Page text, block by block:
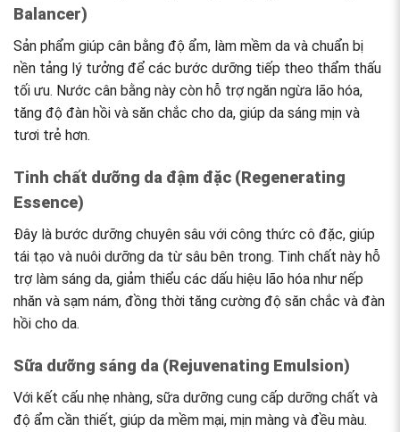
Balancer)
Sản phẩm giúp cân bằng độ ẩm, làm mềm da và chuẩn bị
nền tảng lý tưởng để các bước dưỡng tiếp theo thẩm thấu
tối ưu. Nước cân bằng này còn hỗ trợ ngăn ngừa lão hóa,
tăng độ đàn hồi và săn chắc cho da, giúp da sáng mịn và
tươi trẻ hơn.
Tinh chất dưỡng da đậm đặc (Regenerating
Essence)
Đây là bước dưỡng chuyên sâu với công thức cô đặc, giúp
tái tạo và nuôi dưỡng da từ sâu bên trong. Tinh chất này hỗ
trợ làm sáng da, giảm thiểu các dấu hiệu lão hóa như nếp
nhăn và sạm nám, đồng thời tăng cường độ săn chắc và đàn
hồi cho da.
Sữa dưỡng sáng da (Rejuvenating Emulsion)
Với kết cấu nhẹ nhàng, sữa dưỡng cung cấp dưỡng chất và
độ ẩm cần thiết, giúp da mềm mại, mịn màng và đều màu.